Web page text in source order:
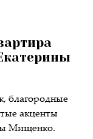
благородные
акценты
Мищенко.